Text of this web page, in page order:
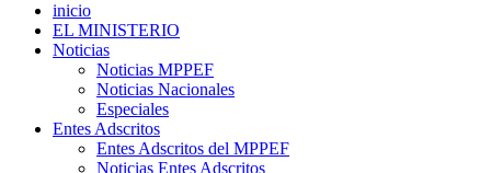
inicio
EL MINISTERIO
Noticias
Noticias MPPEF
Noticias Nacionales
Especiales
Entes Adscritos
Entes Adscritos del MPPEF
Noticias Entes Adscritos